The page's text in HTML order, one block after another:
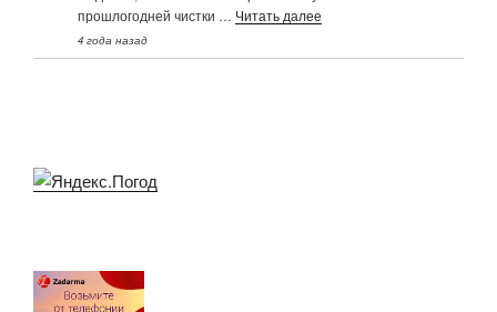
прошлогодней чистки … Читать далее
4 года назад